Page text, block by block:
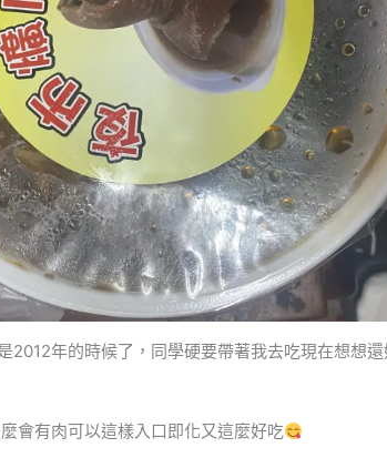
2012年的時候了，同學硬要帶著我去吃現在想想
會有肉可以這樣入口即化又這麼好吃